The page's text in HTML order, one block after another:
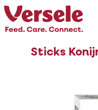
Sticks